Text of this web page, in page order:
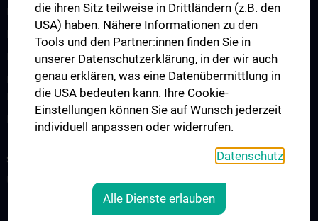
Diplomstudium Humanmedizin
Masterstudium Medizinische Informatik
Masterstudium Molecular Precision Medicine
PhD-Programm „Medizinische Informatik, Biostatistik und
Komplexe Systeme“
Projekt „Digital Skills, Knowledge & Communication“
SERVICES
die ihren Sitz teilweise in Drittländern (z.B. den
USA) haben. Nähere Informationen zu den
Tools und den Partner:innen finden Sie in
unserer Datenschutzerklärung, in der wir auch
genau erklären, was eine Datenübermittlung in
die USA bedeuten kann. Ihre Cookie-
Einstellungen können Sie auf Wunsch jederzeit
individuell anpassen oder widerrufen.
Datenschutz
Alle Dienste erlauben